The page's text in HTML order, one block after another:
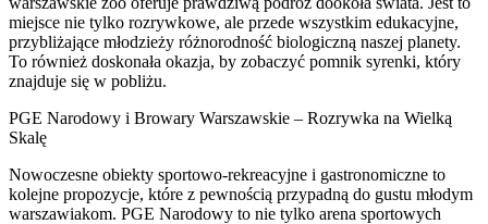
miejsce nie tylko rozrywkowe, ale przede wszystkim edukacyjne,
przybliżające młodzieży różnorodność biologiczną naszej planety.
To również doskonała okazja, by zobaczyć pomnik syrenki, który
znajduje się w pobliżu.
PGE Narodowy i Browary Warszawskie – Rozrywka na Wielką
Skalę
Nowoczesne obiekty sportowo-rekreacyjne i gastronomiczne to
kolejne propozycje, które z pewnością przypadną do gustu młodym
warszawiakom. PGE Narodowy to nie tylko arena sportowych